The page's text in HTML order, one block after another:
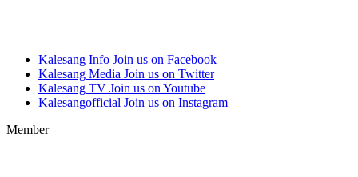
Kalesang Info Join us on Facebook
Kalesang Media Join us on Twitter
Kalesang TV Join us on Youtube
Kalesangofficial Join us on Instagram
Member